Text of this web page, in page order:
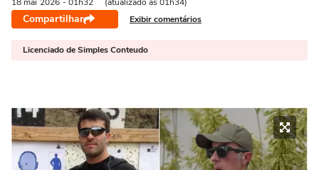
Compartilhar Exibir comentários
Licenciado de Simples Conteudo